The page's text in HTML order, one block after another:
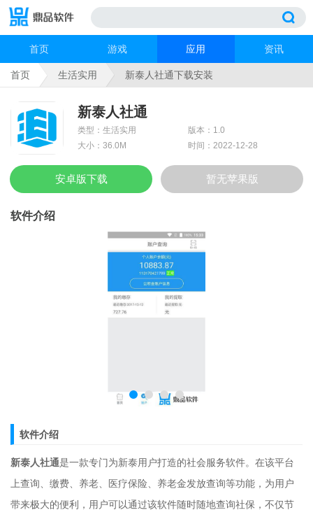
首页 游戏 应用 资讯
首页 生活实用 新泰人社通下载安装
新泰人社通
类型：生活实用
版本：1.0
大小：36.0M
时间：2022-12-28
安卓版下载 暂无苹果版
软件介绍
软件介绍
新泰人社通是一款专门为新泰用户打造的社会服务软件。在该平台
上查询、缴费、养老、医疗保险、养老金发放查询等功能，为用户
带来极大的便利，用户可以通过该软件随时随地查询社保，不仅节